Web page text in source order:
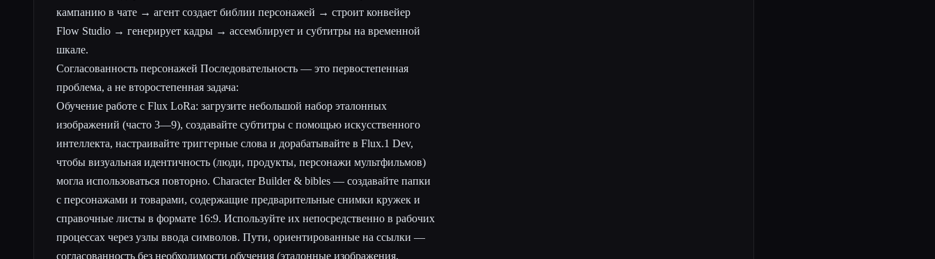
кампанию в чате → агент создает библии персонажей → строит конвейер
Flow Studio → генерирует кадры → ассемблирует и субтитры на временной
шкале.
Согласованность персонажей Последовательность — это первостепенная
проблема, а не второстепенная задача:
Обучение работе с Flux LoRa: загрузите небольшой набор эталонных
изображений (часто 3—9), создавайте субтитры с помощью искусственного
интеллекта, настраивайте триггерные слова и дорабатывайте в Flux.1 Dev,
чтобы визуальная идентичность (люди, продукты, персонажи мультфильмов)
могла использоваться повторно. Character Builder & bibles — создавайте папки
с персонажами и товарами, содержащие предварительные снимки кружек и
справочные листы в формате 16:9. Используйте их непосредственно в рабочих
процессах через узлы ввода символов. Пути, ориентированные на ссылки —
согласованность без необходимости обучения (эталонные изображения,